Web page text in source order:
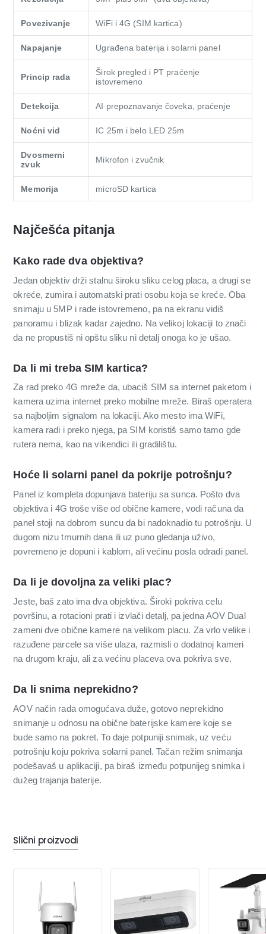
Povezivanje WiFi i 4G (SIM kartica)
Napajanje Ugrađena baterija i solarni panel
Princip rada
Širok pregled i PT praćenje
istovremeno
Detekcija AI prepoznavanje čoveka, praćenje
Noćni vid IC 25m i belo LED 25m
Dvosmerni
zvuk
Mikrofon i zvučnik
Memorija microSD kartica
Najčešća pitanja
Kako rade dva objektiva?
Jedan objektiv drži stalnu široku sliku celog placa, a drugi se
okreće, zumira i automatski prati osobu koja se kreće. Oba
snimaju u 5MP i rade istovremeno, pa na ekranu vidiš
panoramu i blizak kadar zajedno. Na velikoj lokaciji to znači
da ne propustiš ni opštu sliku ni detalj onoga ko je ušao.
Da li mi treba SIM kartica?
Za rad preko 4G mreže da, ubaciš SIM sa internet paketom i
kamera uzima internet preko mobilne mreže. Biraš operatera
sa najboljim signalom na lokaciji. Ako mesto ima WiFi,
kamera radi i preko njega, pa SIM koristiš samo tamo gde
rutera nema, kao na vikendici ili gradilištu.
Hoće li solarni panel da pokrije potrošnju?
Panel iz kompleta dopunjava bateriju sa sunca. Pošto dva
objektiva i 4G troše više od obične kamere, vodi računa da
panel stoji na dobrom suncu da bi nadoknadio tu potrošnju. U
dugom nizu tmurnih dana ili uz puno gledanja uživo,
povremeno je dopuni i kablom, ali većinu posla odradi panel.
Da li je dovoljna za veliki plac?
Jeste, baš zato ima dva objektiva. Široki pokriva celu
površinu, a rotacioni prati i izvlači detalj, pa jedna AOV Dual
zameni dve obične kamere na velikom placu. Za vrlo velike i
razuđene parcele sa više ulaza, razmisli o dodatnoj kameri
na drugom kraju, ali za većinu placeva ova pokriva sve.
Da li snima neprekidno?
AOV način rada omogućava duže, gotovo neprekidno
snimanje u odnosu na obične baterijske kamere koje se
bude samo na pokret. To daje potpuniji snimak, uz veću
potrošnju koju pokriva solarni panel. Tačan režim snimanja
podešavaš u aplikaciji, pa biraš između potpunijeg snimka i
dužeg trajanja baterije.
Slični proizvodi